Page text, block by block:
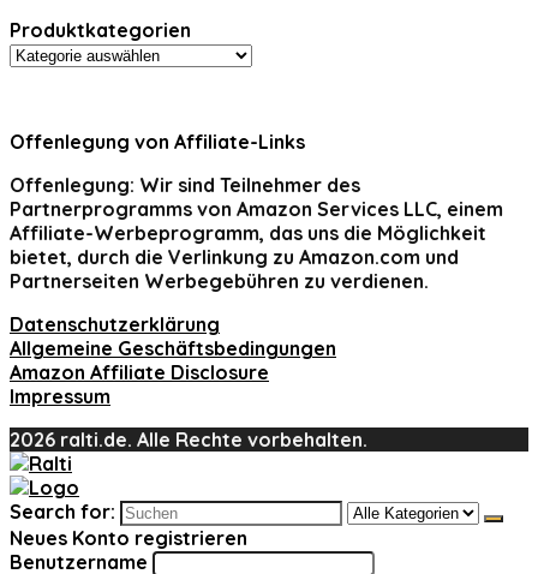
Produktkategorien
Offenlegung von Affiliate-Links
Offenlegung: Wir sind Teilnehmer des
Partnerprogramms von Amazon Services LLC, einem
Affiliate-Werbeprogramm, das uns die Möglichkeit
bietet, durch die Verlinkung zu Amazon.com und
Partnerseiten Werbegebühren zu verdienen.
Datenschutzerklärung
Allgemeine Geschäftsbedingungen
Amazon Affiliate Disclosure
Impressum
2026 ralti.de. Alle Rechte vorbehalten.
Search for:
Neues Konto registrieren
Benutzername